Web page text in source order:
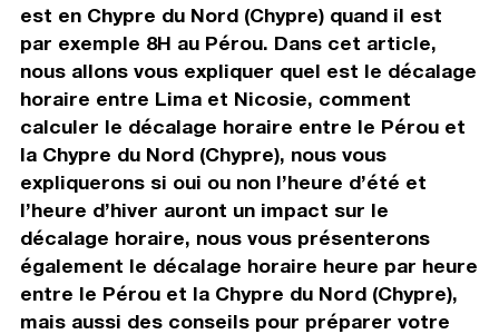
est en Chypre du Nord (Chypre) quand il est
par exemple 8H au Pérou. Dans cet article,
nous allons vous expliquer quel est le décalage
horaire entre Lima et Nicosie, comment
calculer le décalage horaire entre le Pérou et
la Chypre du Nord (Chypre), nous vous
expliquerons si oui ou non l’heure d’été et
l’heure d’hiver auront un impact sur le
décalage horaire, nous vous présenterons
également le décalage horaire heure par heure
entre le Pérou et la Chypre du Nord (Chypre),
mais aussi des conseils pour préparer votre